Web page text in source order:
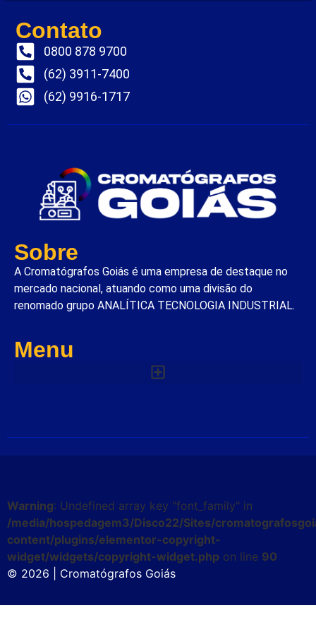
Contato
0800 878 9700
(62) 3911-7400
(62) 9916-1717
Sobre
A Cromatógrafos Goiás é uma empresa de destaque no
mercado nacional, atuando como uma divisão do
renomado grupo ANALÍTICA TECNOLOGIA INDUSTRIAL.
Menu
Warning: Undefined array key "font_family" in
/media/hospedagem3/Disco22/Sites/
content/plugins/elementor-copyright-
widget/widgets/copyright-widget.php on line 90
© 2026 | Cromatógrafos Goiás